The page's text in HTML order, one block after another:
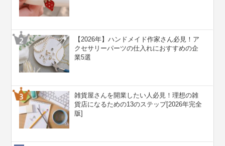
【2026年】ハンドメイド作家さん必見！ア
クセサリーパーツの仕入れにおすすめの企
業5選
雑貨屋さんを開業したい人必見！理想の雑
貨店になるための13のステップ[2026年完全
版]